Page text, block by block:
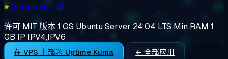
GitHub star 数
许可 MIT 版本1 OS Ubuntu Server 24.04 LTS Min RAM 1
GB IP IPV4,IPV6
在 VPS 上部署 Uptime Kuma ← 全部应用